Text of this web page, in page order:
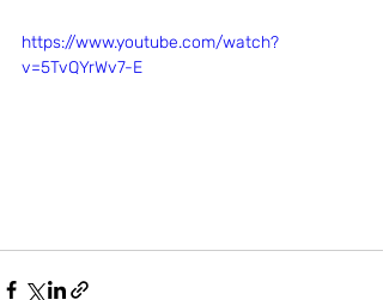
https://www.youtube.com/watch?
v=5TvQYrWv7-E